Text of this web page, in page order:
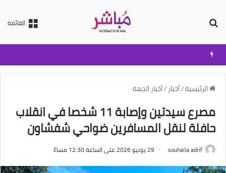
القائمة
الرئيسية/أخبار /أخبار الجهة
مصرع سيدتين وإصابة 11 شخصا في انقلاب
حافلة لنقل المسافرين ضواحي شفشاون
souhaila adrif 29 يونيو 2026 على الساعة 12:30 مساءً